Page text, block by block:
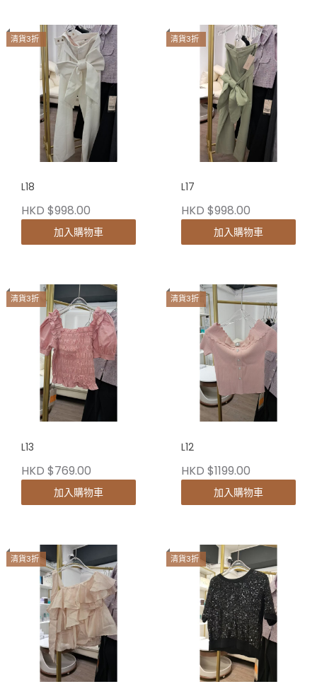
清貨3折
L18
HKD $998.00
加入購物車
清貨3折
L17
HKD $998.00
加入購物車
清貨3折
L13
HKD $769.00
加入購物車
清貨3折
L12
HKD $1199.00
加入購物車
清貨3折 清貨3折